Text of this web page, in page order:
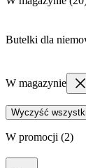
Butelki dla
W magazynie
Wyczyść
W promocji (2)